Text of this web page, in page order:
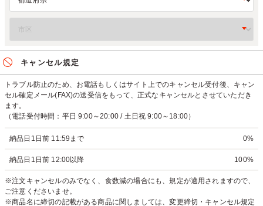
キャンセル規定
トラブル防止のため、お電話もしくはサイト上でのキャンセル受付後、キャン
セル確定メール(FAX)の送受信をもって、正式なキャンセルとさせていただき
ます。
（電話受付時間：平日 9:00～20:00 / 土日祝 9:00～18:00）
納品日1日前 11:59まで 0%
納品日1日前 12:00以降 100%
※注文キャンセルのみでなく、食数減の場合にも、規定が適用されますので、
ご注意くださいませ。
※商品名に締切の記載がある商品に関しましては、変更締切・キャンセル規定